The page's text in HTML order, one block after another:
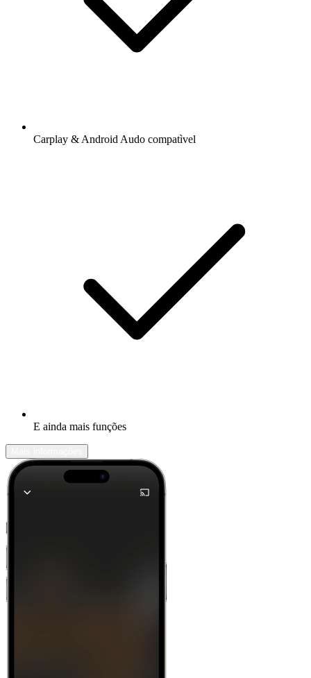
Carplay & Android Audo compatìvel
E ainda mais funções